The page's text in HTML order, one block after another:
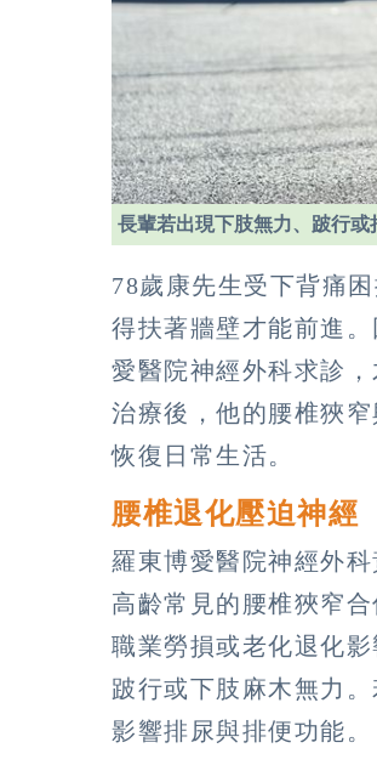
長輩若出現下肢無力、跛行或
78歲康先生受下背痛
得扶著牆壁才能前進
愛醫院神經外科求診
治療後，他的腰椎狹
恢復日常生活。
腰椎退化壓迫神
羅東博愛醫院神經外
高齡常見的腰椎狹窄
職業勞損或老化退化
跛行或下肢麻木無力
影響排尿與排便功能。